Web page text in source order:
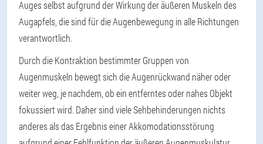
Auges selbst aufgrund der Wirkung der äußeren Muskeln des
Augapfels, die sind für die Augenbewegung in alle Richtungen
verantwortlich.
Durch die Kontraktion bestimmter Gruppen von
Augenmuskeln bewegt sich die Augenrückwand näher oder
weiter weg, je nachdem, ob ein entferntes oder nahes Objekt
fokussiert wird. Daher sind viele Sehbehinderungen nichts
anderes als das Ergebnis einer Akkomodationsstörung